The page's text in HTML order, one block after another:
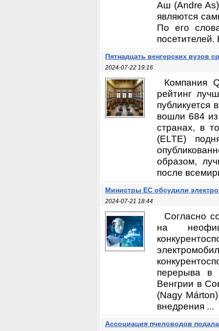
Аш (Andre As)
являются
По его
Пятнадцать венгерских вузов
2024-07-22 19:16
Компания
рейтинг
публикуется
вошли 684
странах, в
(ELTE)
образом,
после
Министры ЕС обсудили
2024-07-21 18:44
Согласно
на
перерыва в
Венгрии в
(Nagy
внедрения ...
Ассоциация пчеловодов